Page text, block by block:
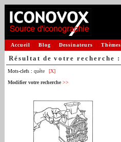
Accueil Blog Dessinateurs Thèmes
Résultat de votre recherche :
Mots-clefs : quête
[X]
Modifier votre recherche >>